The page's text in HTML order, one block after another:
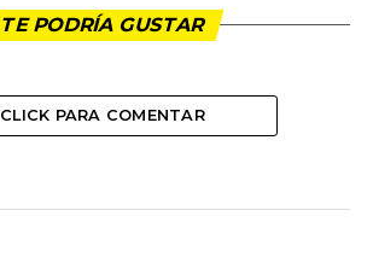
TE PODRÍA GUSTAR
CLICK PARA COMENTAR